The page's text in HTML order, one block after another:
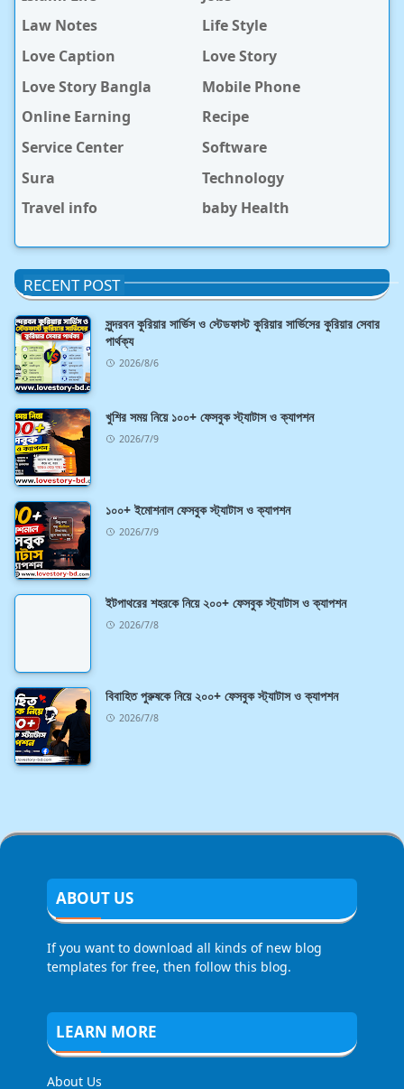
Law Notes
Life Style
Love Caption
Love Story
Love Story Bangla
Mobile Phone
Online Earning
Recipe
Service Center
Software
Sura
Technology
Travel info
baby Health
RECENT POST
সুন্দরবন কুরিয়ার সার্ভিস ও স্টেডফাস্ট কুরিয়ার সার্ভিসের কুরিয়ার সেবার
পার্থক্য
2026/8/6
খুশির সময় নিয়ে ১০০+ ফেসবুক স্ট্যাটাস ও ক্যাপশন
2026/7/9
১০০+ ইমোশনাল ফেসবুক স্ট্যাটাস ও ক্যাপশন
2026/7/9
ইটপাথরের শহরকে নিয়ে ২০০+ ফেসবুক স্ট্যাটাস ও ক্যাপশন
2026/7/8
বিবাহিত পুরুষকে নিয়ে ২০০+ ফেসবুক স্ট্যাটাস ও ক্যাপশন
2026/7/8
ABOUT US
If you want to download all kinds of new blog
templates for free, then follow this blog.
LEARN MORE
About Us